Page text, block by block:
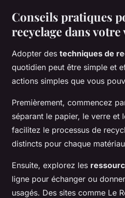
Conseils pratiques
recyclage dans votre
Adopter des techniques de
quotidien peut être simple et
actions simples que vous
Premièrement, commencez
séparant le papier, le verre et
facilitez le processus de
distincts pour chaque
Ensuite, explorez les
ligne pour échanger ou
usagés. Des sites comme Le